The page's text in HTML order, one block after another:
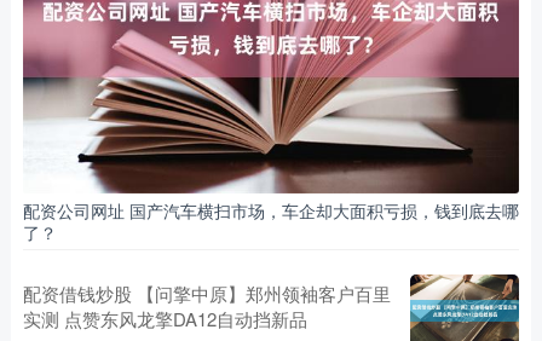
配资公司网址 国产汽车横扫市场，车企却大面积亏损，钱到底去哪
了？
配资借钱炒股 【问擎中原】郑州领袖客户百里
实测 点赞东风龙擎DA12自动挡新品